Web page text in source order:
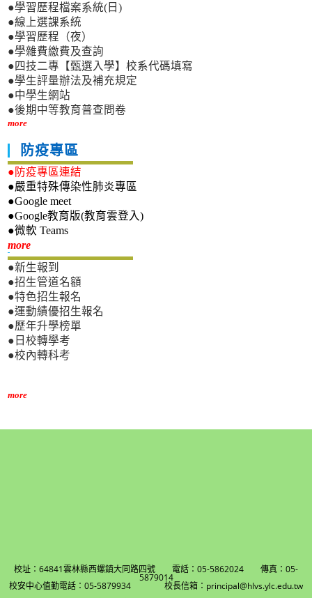
●學習歷程檔案系統(日)
●線上選課系統
●學習歷程（夜）
●學雜費繳費及查詢
●四技二專【甄選入學】校系代碼填寫
●學生評量辦法及補充規定
●中學生網站
●後期中等教育普查問卷
more
防疫專區
●防疫專區連結
●嚴重特殊傳染性肺炎專區
●Google meet
●Google教育版(教育雲登入)
●微軟 Teams
more新生專區
●新生報到
●招生管道名額
●特色招生報名
●運動績優招生報名
●歷年升學榜單
●日校轉學考
●校內轉科考
more
校址：64841雲林縣西螺鎮大同路四號 電話：05-5862024 傳真：05-
5879014
校安中心值勤電話：05-5879934 校長信箱：principal@hlvs.ylc.edu.tw